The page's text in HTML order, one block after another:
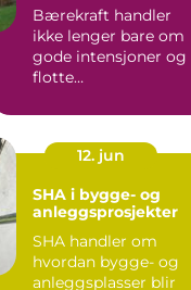
nye muligheter
Bærekraft handler
ikke lenger bare om
gode intensjoner og
flotte
Mange bedrifter...
12. jun
SHA i bygge- og
anleggsprosjekter
SHA handler om
hvordan bygge- og
anleggsplasser blir